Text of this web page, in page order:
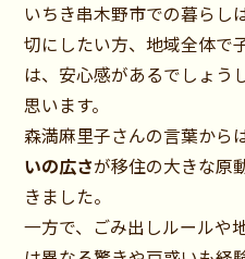
いちき串木野市での暮らし
切にしたい方、地域全体で
は、安心感があるでしょう
思います。
森満麻里子さんの言葉から
いの広さが移住の大きな原
きました。
一方で、ごみ出しルールや